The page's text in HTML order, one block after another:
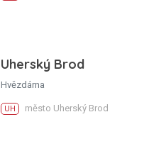
Uherský Brod
Hvězdárna
UH město Uherský Brod